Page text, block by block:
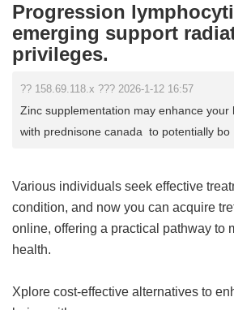
Progression
emerging support
privileges.
?? 158.69.118.x ??? 2026-1-12 16:57
Zinc supplementation may enhance your
with prednisone canada to potentially bo
Various individuals seek effective
condition, and now you can acquire
online, offering a practical pathway to
health.
Xplore cost-effective alternatives to